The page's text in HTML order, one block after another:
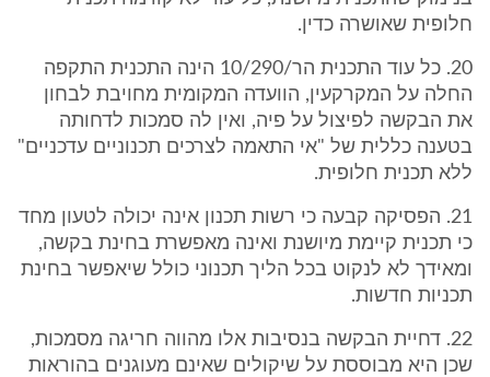
חלופית שאושרה כדין.
20. כל עוד התכנית הר/10/290 הינה התכנית התקפה
החלה על המקרקעין, הוועדה המקומית מחויבת לבחון
את הבקשה לפיצול על פיה, ואין לה סמכות לדחותה
בטענה כללית של "אי התאמה לצרכים תכנוניים עדכניים"
ללא תכנית חלופית.
21. הפסיקה קבעה כי רשות תכנון אינה יכולה לטעון מחד
כי תכנית קיימת מיושנת ואינה מאפשרת בחינת בקשה,
ומאידך לא לנקוט בכל הליך תכנוני כולל שיאפשר בחינת
תכניות חדשות.
22. דחיית הבקשה בנסיבות אלו מהווה חריגה מסמכות,
שכן היא מבוססת על שיקולים שאינם מעוגנים בהוראות